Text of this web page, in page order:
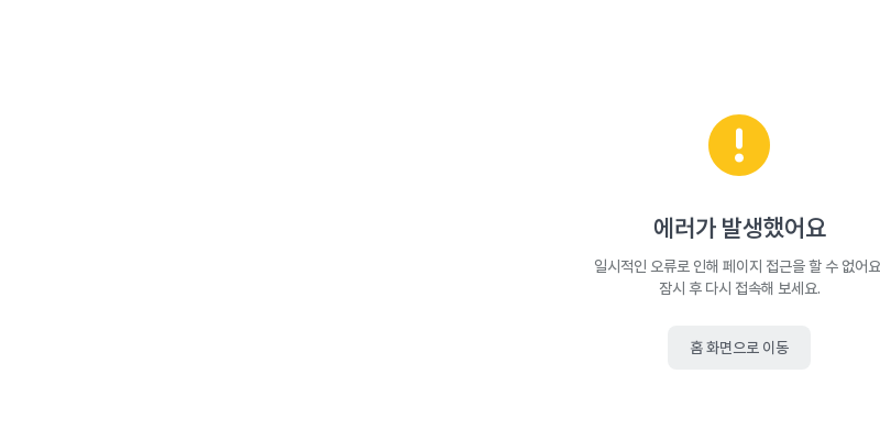
에러가 발생했어요
일시적인 오류로 인해 페이지 접근을 할 수 없어
잠시 후 다시 접속해 보세요.
홈 화면으로 이동